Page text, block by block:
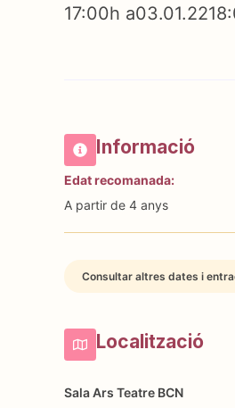
17:00h a03.01.22
Informació
Edat recomanada:
A partir de 4 anys
Consultar altres dates i
Localització
Sala Ars Teatre BCN